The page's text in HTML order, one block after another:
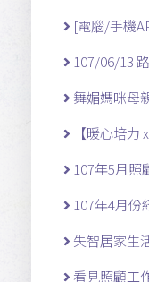
[電腦/手機
107/06/13
舞媚媽咪母
【暖心培力
107年5月照
107年4月份
失智居家生
看見照顧工